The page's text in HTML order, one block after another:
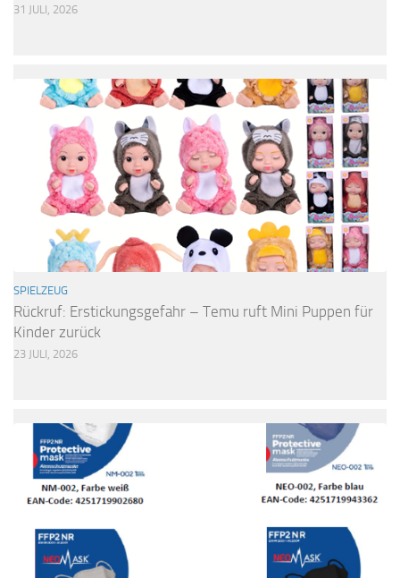
31 JULI, 2026
SPIELZEUG
Rückruf: Erstickungsgefahr – Temu ruft Mini Puppen für
Kinder zurück
23 JULI, 2026